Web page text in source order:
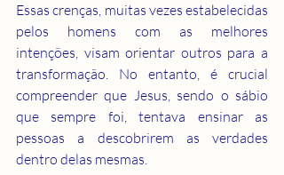
Essas crenças, muitas vezes estabelecidas
pelos homens com as melhores
intenções, visam orientar outros para a
transformação. No entanto, é crucial
compreender que Jesus, sendo o sábio
que sempre foi, tentava ensinar as
pessoas a descobrirem as verdades
dentro delas mesmas.